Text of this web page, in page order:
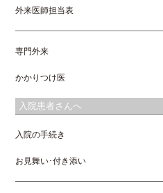
外来医師担当表
専門外来
かかりつけ医
入院患者さんへ
入院の手続き
お見舞い･付き添い